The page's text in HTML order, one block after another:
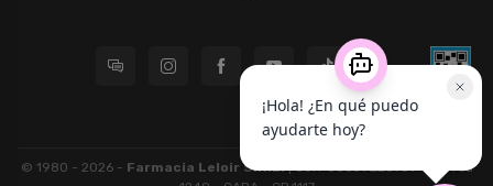
© 1980 - 2026 - Farmacia Leloir S.R.L.| CUIT 33609220789 - Larrea